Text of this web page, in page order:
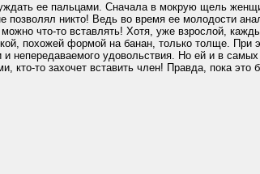
ее пальцами. Сначала в мокрую щель
позволял никто! Ведь во время ее молодости
что-то вставлять! Хотя, уже взрослой,
похожей формой на банан, только толще. При
удовольствия. Но ей и в
то захочет вставить член! Правда, пока